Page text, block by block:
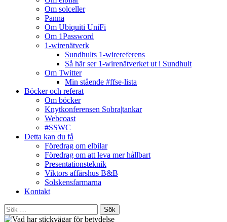
Om solceller
Panna
Om Ubiquiti UniFi
Om 1Password
1-wirenätverk
Sundhults 1-wirereferens
Så här ser 1-wirenätverket ut i Sundhult
Om Twitter
Min stående #ffse-lista
Böcker och referat
Om böcker
Knytkonferensen Sobra|tankar
Webcoast
#SSWC
Detta kan du få
Föredrag om elbilar
Föredrag om att leva mer hållbart
Presentationsteknik
Viktors affärshus B&B
Solskensfarmarna
Kontakt
Sök
efter: